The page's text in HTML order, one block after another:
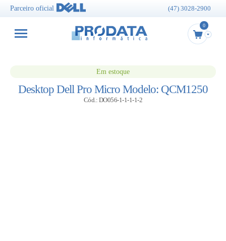
Parceiro oficial (47) 3028-2900
0
Em estoque
Desktop Dell Pro Micro Modelo: QCM1250
Cód.: DO056-1-1-1-1-2